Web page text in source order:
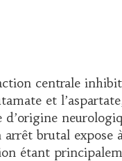
centrale
et
brutal
étant